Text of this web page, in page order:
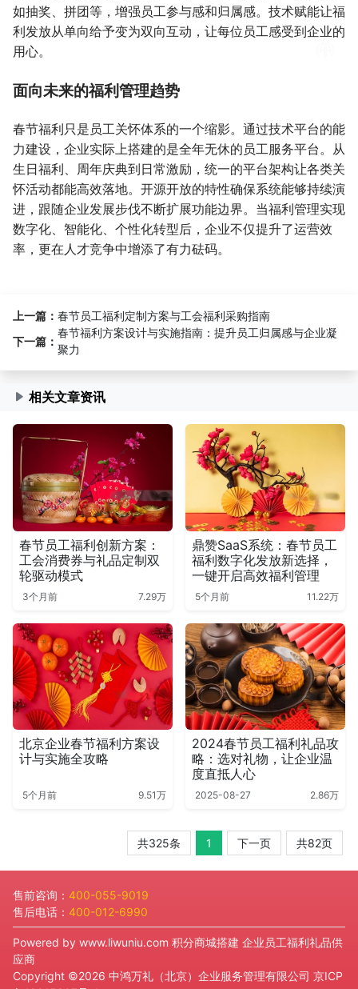
如抽奖、拼团等，增强员工参与感和归属感。技术赋能让福
利发放从单向给予变为双向互动，让每位员工感受到企业的
用心。
面向未来的福利管理趋势
春节福利只是员工关怀体系的一个缩影。通过技术平台的能
力建设，企业实际上搭建的是全年无休的员工服务平台。从
生日福利、周年庆典到日常激励，统一的平台架构让各类关
怀活动都能高效落地。开源开放的特性确保系统能够持续演
进，跟随企业发展步伐不断扩展功能边界。当福利管理实现
数字化、智能化、个性化转型后，企业不仅提升了运营效
率，更在人才竞争中增添了有力砝码。
上一篇： 春节员工福利定制方案与工会福利采购指南
下一篇：
春节福利方案设计与实施指南：提升员工归属感与企业凝
聚力
相关文章资讯
春节员工福利创新方案：
工会消费券与礼品定制双
轮驱动模式
3个月前 7.29万
鼎赞SaaS系统：春节员工
福利数字化发放新选择，
一键开启高效福利管理
5个月前 11.22万
北京企业春节福利方案设
计与实施全攻略
5个月前 9.51万
2024春节员工福利礼品攻
略：选对礼物，让企业温
度直抵人心
2025-08-27 2.86万
共325条 1 下一页 共82页
售前咨询： 400-055-9019
售后电话： 400-012-6990
Powered by www.liwuniu.com 积分商城搭建 企业员工福利礼品供
应商
Copyright ©2026 中鸿万礼（北京）企业服务管理有限公司 京ICP